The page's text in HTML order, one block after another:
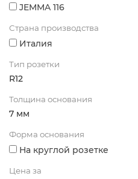
JEMMA 116
Страна производства
Италия
Тип розетки
R12
Толщина основания
7 мм
Форма основания
На круглой розетке
Цена за